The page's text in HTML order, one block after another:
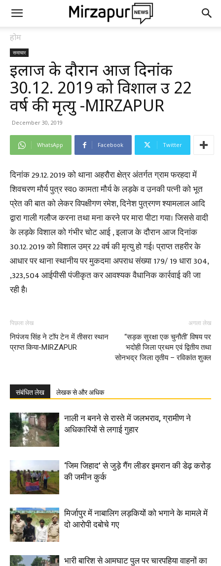
होम
समाचार
इलाज के दौरान आज दिनांक
30.12. 2019 को विशाल उम्र 22
वर्ष की मृत्यु -MIRZAPUR
December 30, 2019
WhatsApp Facebook Twitter
दिनांक 29.12. 2019 को थाना अहरौरा क्षेत्र अंतर्गत ग्राम फरहदा में
शिवचरण मौर्य पुत्र स्व0 कामता मौर्य के लड़के व उनकी पत्नी को भूत
प्रेत की बात को लेकर विपक्षीगण रमेश, दिनेश पुत्रगण श्यामलाल आदि
द्वारा गाली गलौज करना तथा मना करने पर मारा पीटा गया। जिससे वादी
के लड़के विशाल को गंभीर चोट आई , इलाज के दौरान आज दिनांक
30.12. 2019 को विशाल उम्र 22 वर्ष की मृत्यु हो गई। प्राप्त तहरीर के
आधार पर थाना स्थानीय पर मुकदमा अपराध संख्या 179/ 19 धारा 304,
,323,504 आईपीसी पंजीकृत कर आवश्यक वैधानिक कार्रवाई की जा
रही है।
पिछला लेख
निपंजय सिंह ने टॉप टेन में तीसरा स्थान
प्राप्त किया-MIRZAPUR
अगला लेख
“सड़क सुरक्षा एक चुनौती’ विषय पर
भदोही जिला प्रथम एवं द्वितीय तथा
सोनभद्र जिला तृतीय – रविकांत शुक्ल
संबंधित लेख लेखक से और अधिक
नाली न बनने से रास्ते में जलभराव, ग्रामीण ने
अधिकारियों से लगाई गुहार
‘जिम जिहाद’ से जुड़े गैंग लीडर इमरान की डेढ़ करोड़
की जमीन कुर्क
मिर्जापुर में नाबालिग लड़कियों को भगाने के मामले में
दो आरोपी दबोचे गए
भारी बारिश से आमघाट पुल पर चारपहिया वाहनों का